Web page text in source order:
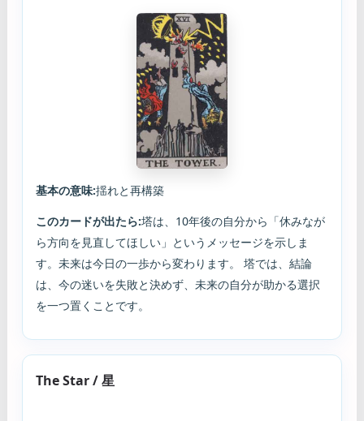
基本の意味:揺れと再構築
このカードが出たら:塔は、10年後の自分から「休みなが
ら方向を見直してほしい」というメッセージを示しま
す。未来は今日の一歩から変わります。 塔では、結論
は、今の迷いを失敗と決めず、未来の自分が助かる選択
を一つ置くことです。
The Star / 星